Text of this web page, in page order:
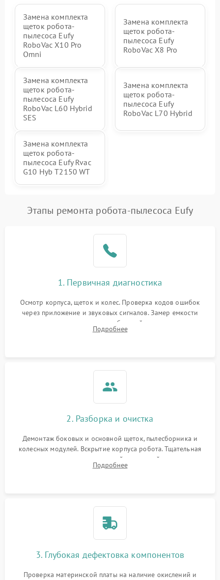
Замена комплекта
щеток робота-
пылесоса Eufy
RoboVac X10 Pro
Omni
Замена комплекта
щеток робота-
пылесоса Eufy
RoboVac X8 Pro
Замена комплекта
щеток робота-
пылесоса Eufy
RoboVac L60 Hybrid
SES
Замена комплекта
щеток робота-
пылесоса Eufy
RoboVac L70 Hybrid
Замена комплекта
щеток робота-
пылесоса Eufy Rvac
G10 Hyb T2150 WT
Этапы ремонта робота-пылесоса Eufy
1. Первичная диагностика
Осмотр корпуса, щеток и колес. Проверка кодов ошибок
через приложение и звуковых сигналов. Замер емкости
аккумулятора и тестирование базовой станции зарядки.
Оценка работы лидара, бампера и датчиков падения для
Подробнее
2. Разборка и очистка
Демонтаж боковых и основной щеток, пылесборника и
колесных модулей. Вскрытие корпуса робота. Тщательная
очистка внутренних полостей, шестерней и плат от
скопившейся пыли, волос и шерсти животных с
Подробнее
3. Глубокая дефектовка компонентов
Проверка материнской платы на наличие окислений и